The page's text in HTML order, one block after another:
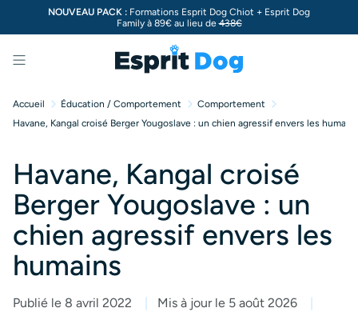
NOUVEAU PACK : Formations Esprit Dog Chiot + Esprit Dog
Family à 89€ au lieu de438€
Menu
Accueil Éducation / Comportement
Comportement
Havane, Kangal croisé Berger Yougoslave : un chien agressif envers les humains
Havane, Kangal croisé
Berger Yougoslave : un
chien agressif envers les
humains
Publié le 8 avril 2022
Mis à jour le 5 août 2026